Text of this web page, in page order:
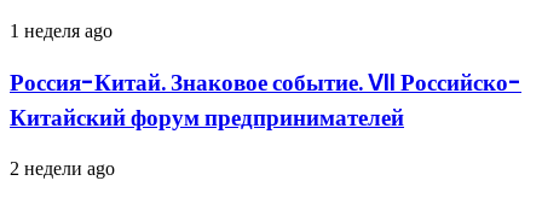
развития
и
социальных
инициатив
Россия-
Знаковое
событие.
VII
Китайский
форум
1 неделя ago
Россия-Китай. Знаковое событие. VII Российско-
Китайский форум предпринимателей
Россия-
2 недели ago